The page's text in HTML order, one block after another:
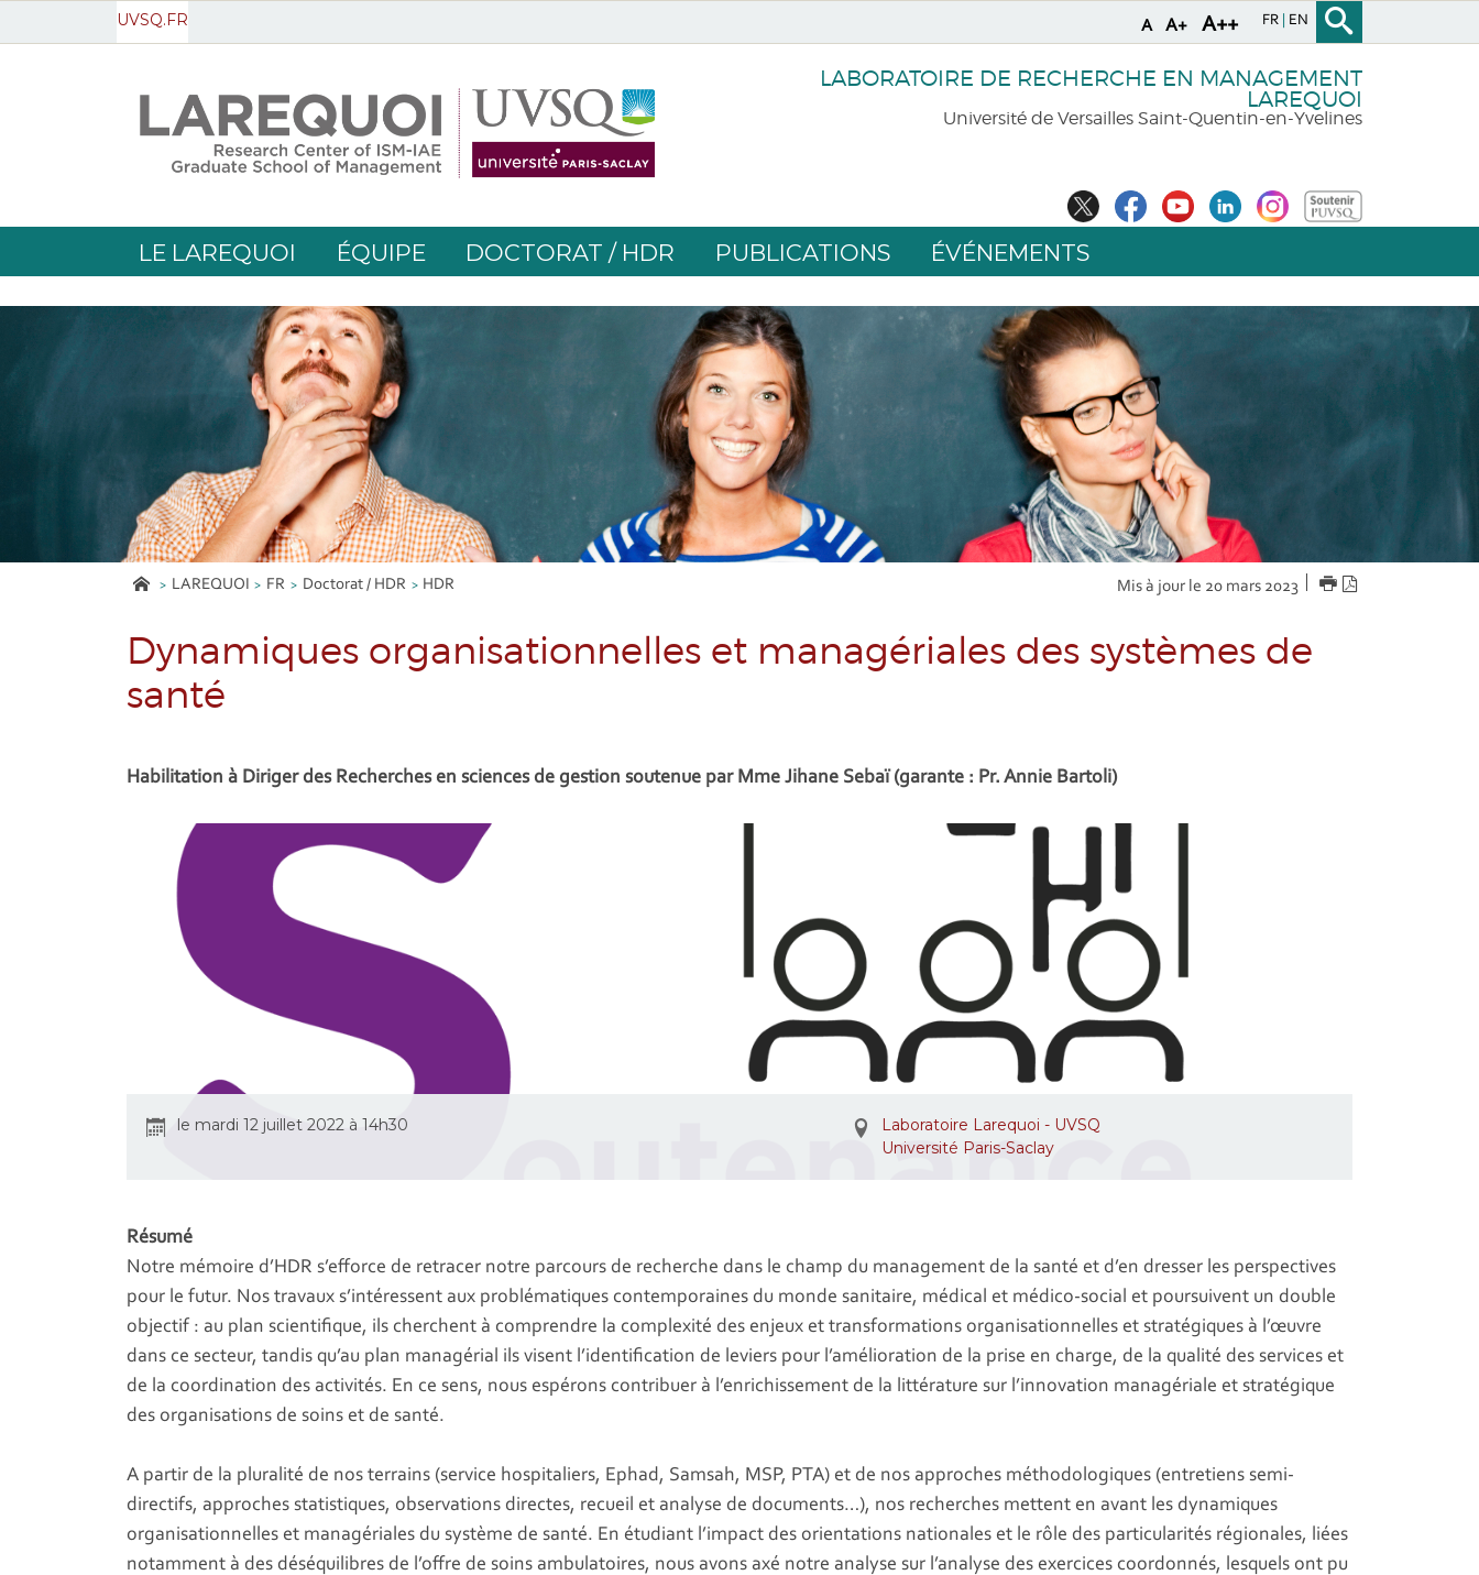
A A+ A++ FR EN
UVSQ.FR
LABORATOIRE DE RECHERCHE EN MANAGEMENT
LAREQUOI
Université de Versailles Saint-Quentin-en-Yvelines
LE LAREQUOI ÉQUIPE DOCTORAT / HDR PUBLICATIONS ÉVÉNEMENTS
LAREQUOI FR Doctorat / HDR HDR Mis à jour le 20 mars 2023 IMPRIMER
Dynamiques organisationnelles et managériales des systèmes de
santé
Habilitation à Diriger des Recherches en sciences de gestion soutenue par Mme Jihane Sebaï (garante : Pr. Annie Bartoli)
le mardi 12 juillet 2022 à 14h30
Laboratoire Larequoi - UVSQ
Université Paris-Saclay
Résumé
Notre mémoire d’HDR s’efforce de retracer notre parcours de recherche dans le champ du management de la santé et d’en dresser les perspectives
pour le futur. Nos travaux s’intéressent aux problématiques contemporaines du monde sanitaire, médical et médico-social et poursuivent un double
objectif : au plan scientifique, ils cherchent à comprendre la complexité des enjeux et transformations organisationnelles et stratégiques à l’œuvre
dans ce secteur, tandis qu’au plan managérial ils visent l’identification de leviers pour l’amélioration de la prise en charge, de la qualité des services et
de la coordination des activités. En ce sens, nous espérons contribuer à l’enrichissement de la littérature sur l’innovation managériale et stratégique
des organisations de soins et de santé.
A partir de la pluralité de nos terrains (service hospitaliers, Ephad, Samsah, MSP, PTA) et de nos approches méthodologiques (entretiens semi-
directifs, approches statistiques, observations directes, recueil et analyse de documents…), nos recherches mettent en avant les dynamiques
organisationnelles et managériales du système de santé. En étudiant l’impact des orientations nationales et le rôle des particularités régionales, liées
notamment à des déséquilibres de l’offre de soins ambulatoires, nous avons axé notre analyse sur l’analyse des exercices coordonnés, lesquels ont pu